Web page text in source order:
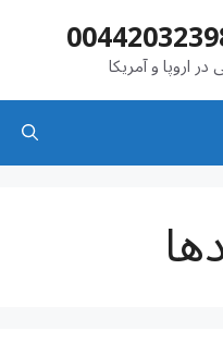
اروپا و آمریکا